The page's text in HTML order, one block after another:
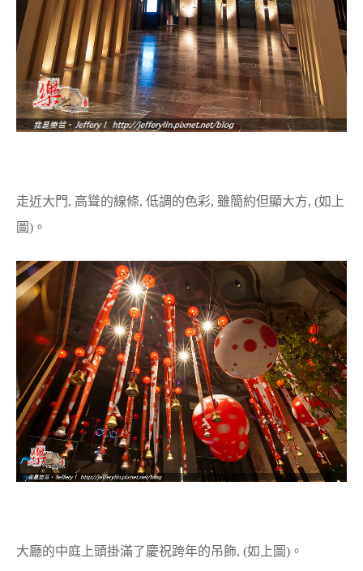
走近大門, 高聳的線條, 低調的色彩, 雖簡約但顯大方, (如上
圖)。
大廳的中庭上頭掛滿了慶祝跨年的吊飾, (如上圖)。